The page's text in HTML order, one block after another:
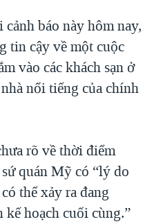
TRỘM HẢI SÂM
TỪ NÔNG THÔN MỸ
báo này hôm nay,
tin cậy về một cuộc
vào các khách sạn ở
nổi tiếng của chính
rõ về thời điểm
quán Mỹ có “lý do
thể xảy ra đang
hoạch cuối cùng.”